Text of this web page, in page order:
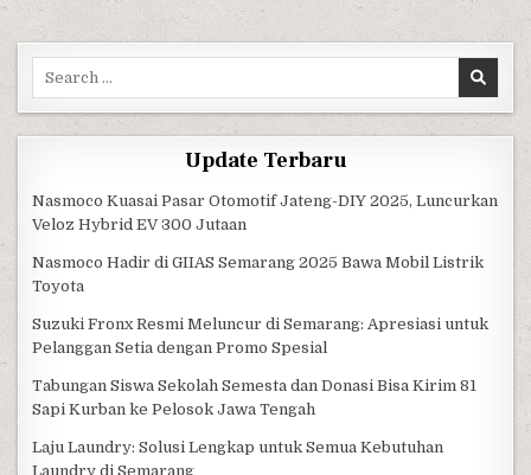
Search for:
Update Terbaru
Nasmoco Kuasai Pasar Otomotif Jateng-DIY 2025, Luncurkan
Veloz Hybrid EV 300 Jutaan
Nasmoco Hadir di GIIAS Semarang 2025 Bawa Mobil Listrik
Toyota
Suzuki Fronx Resmi Meluncur di Semarang: Apresiasi untuk
Pelanggan Setia dengan Promo Spesial
Tabungan Siswa Sekolah Semesta dan Donasi Bisa Kirim 81
Sapi Kurban ke Pelosok Jawa Tengah
Laju Laundry: Solusi Lengkap untuk Semua Kebutuhan
Laundry di Semarang